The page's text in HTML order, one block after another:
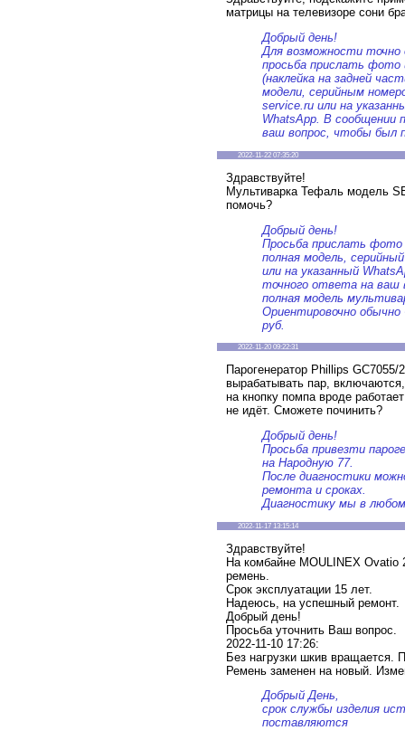
матрицы на телевизоре сони
Добрый день!
Для возможности
просьба прислать фото
(наклейка на задней
модели, серийным
service.ru или на
WhatsApp. В сообщении
ваш вопрос, чтобы был
2022-11-22 07:35:20
Здравствуйте!
Мультиварка Тефаль модель
помочь?
Добрый день!
Просьба прислать фото
полная модель,
или на указанный
точного ответа на ваш
полная модель
Ориентировочно
руб.
2022-11-20 09:22:31
Парогенератор Phillips
вырабатывать пар,
на кнопку помпа вроде
не идёт. Сможете починить?
Добрый день!
Просьба привезти
на Народную 77.
После диагностики
ремонта и сроках.
Диагностику мы в
2022-11-17 13:15:14
Здравствуйте!
На комбайне MOULINEX Ovatio
ремень.
Срок эксплуатации 15 лет.
Надеюсь, на успешный ремонт.
Добрый день!
Просьба уточнить Ваш вопрос.
2022-11-10 17:26:
Без нагрузки шкив вращается.
Ремень заменен на новый.
Добрый День,
срок службы изделия
поставляются